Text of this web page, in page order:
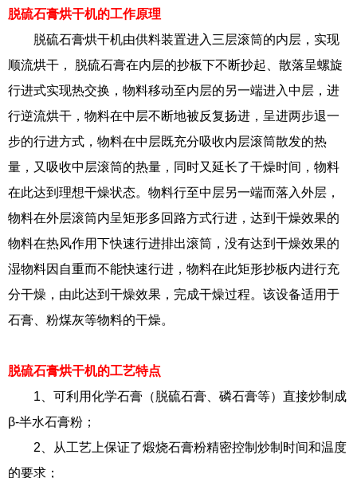
脱硫石膏烘干机的工作原理
脱硫石膏烘干机由供料装置进入三层滚筒的内层，实现
顺流烘干， 脱硫石膏在内层的抄板下不断抄起、散落呈螺旋
行进式实现热交换，物料移动至内层的另一端进入中层，进
行逆流烘干，物料在中层不断地被反复扬进，呈进两步退一
步的行进方式，物料在中层既充分吸收内层滚筒散发的热
量，又吸收中层滚筒的热量，同时又延长了干燥时间，物料
在此达到理想干燥状态。物料行至中层另一端而落入外层，
物料在外层滚筒内呈矩形多回路方式行进，达到干燥效果的
物料在热风作用下快速行进排出滚筒，没有达到干燥效果的
湿物料因自重而不能快速行进，物料在此矩形抄板内进行充
分干燥，由此达到干燥效果，完成干燥过程。该设备适用于
石膏、粉煤灰等物料的干燥。
脱硫石膏烘干机的工艺特点
1、可利用化学石膏（脱硫石膏、磷石膏等）直接炒制成
β-半水石膏粉；
2、从工艺上保证了煅烧石膏粉精密控制炒制时间和温度
的要求；